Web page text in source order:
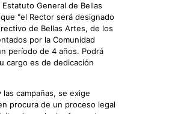
General de Bellas
"el Rector será designado
de Bellas Artes, de los
por la Comunidad
período de 4 años. Podrá
cargo es de dedicación
las campañas, se exige
procura de un proceso legal